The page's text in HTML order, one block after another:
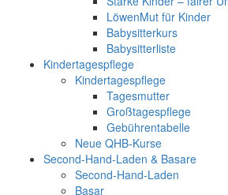
LöwenMut für Kinder
Babysitterkurs
Babysitterliste
Kindertagespflege
Kindertagespflege
Tagesmutter
Großtagespflege
Gebührentabelle
Neue QHB-Kurse
Second-Hand-Laden & Basare
Second-Hand-Laden
Basar